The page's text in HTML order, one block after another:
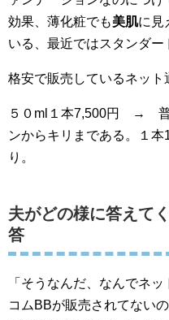
効果、薄化粧でも美肌に見
いる、最近ではスタンダー
格安で販売しているネ
５０ml１本7,500円 → 普
ンからキリまである。１
り。
夫がどの様に答えて
答
「そうなんだ、なんでネ
コムBBが販売されてない